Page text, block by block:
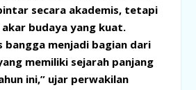
secara akademis, tetapi
budaya yang kuat.
bangga menjadi bagian dari
memiliki sejarah panjang
ini,” ujar perwakilan